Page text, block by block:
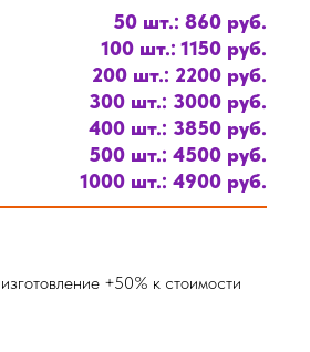
50 шт.: 860 руб.
100 шт.: 1150 руб.
200 шт.: 2200 руб.
300 шт.: 3000 руб.
400 шт.: 3850 руб.
500 шт.: 4500 руб.
1000 шт.: 4900 руб.
+50% к стоимости